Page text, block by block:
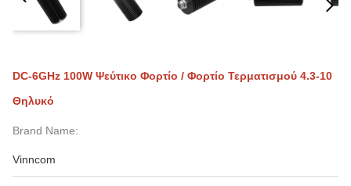
DC-6GHz 100W Ψεύτικο Φορτίο / Φορτίο Τερματισμού 4.3-10
Θηλυκό
Brand Name:
Vinncom